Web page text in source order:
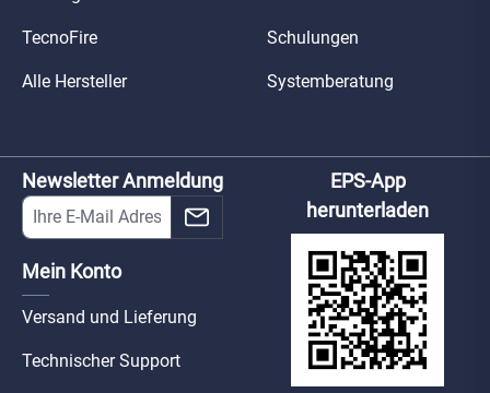
TecnoFire
Alle Hersteller
Schulungen
Systemberatung
Newsletter Anmeldung
Mein Konto
Versand und Lieferung
Technischer Support
EPS-App
herunterladen